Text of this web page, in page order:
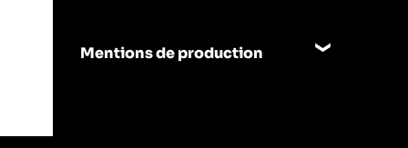
Mentions de production